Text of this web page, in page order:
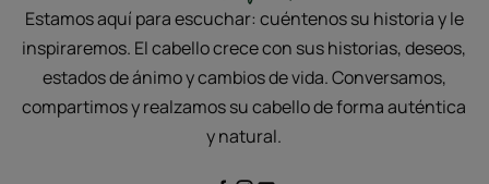
Estamos aquí para escuchar: cuéntenos su historia y le
inspiraremos. El cabello crece con sus historias, deseos,
estados de ánimo y cambios de vida. Conversamos,
compartimos y realzamos su cabello de forma auténtica
y natural.